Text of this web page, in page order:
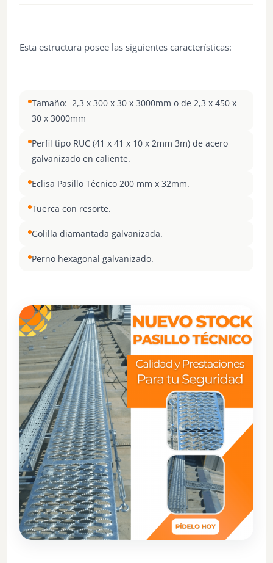
Esta estructura posee las siguientes características:
Tamaño: 2,3 x 300 x 30 x 3000mm o de 2,3 x 450 x
30 x 3000mm
Perfil tipo RUC (41 x 41 x 10 x 2mm 3m) de acero
galvanizado en caliente.
Eclisa Pasillo Técnico 200 mm x 32mm.
Tuerca con resorte.
Golilla diamantada galvanizada.
Perno hexagonal galvanizado.